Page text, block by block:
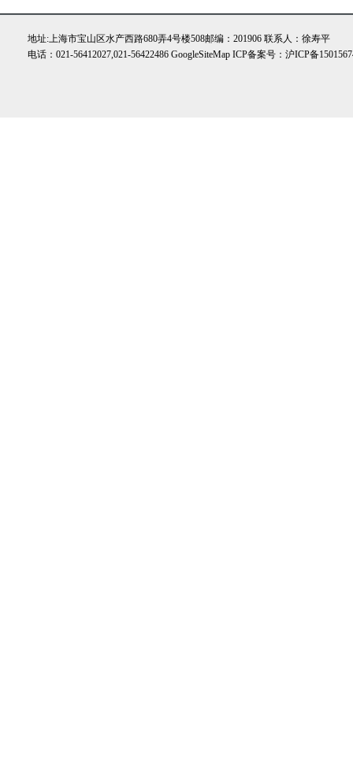
地址:上海市宝山区水产西路680弄4号楼508邮编：201906 联系人：徐寿平
电话：021-56412027,021-56422486 GoogleSiteMap ICP备案号： 沪ICP备